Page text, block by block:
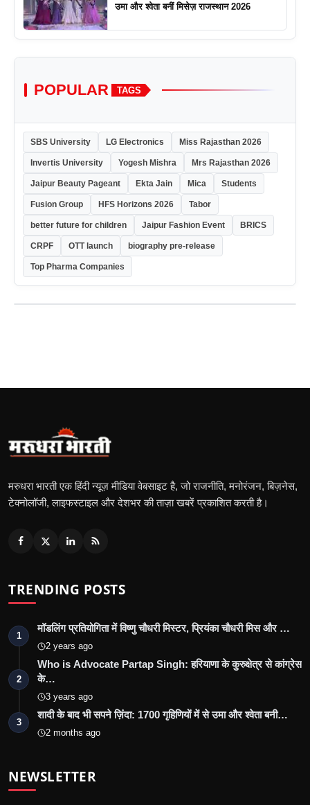
उमा और श्वेता बनीं मिसेज़ राजस्थान 2026
POPULAR TAGS
SBS University LG Electronics Miss Rajasthan 2026
Invertis University Yogesh Mishra Mrs Rajasthan 2026
Jaipur Beauty Pageant Ekta Jain Mica Students
Fusion Group HFS Horizons 2026 Tabor
better future for children Jaipur Fashion Event BRICS
CRPF OTT launch biography pre-release
Top Pharma Companies
मरुधरा भारती एक हिंदी न्यूज़ मीडिया वेबसाइट है, जो राजनीति, मनोरंजन, बिज़नेस,
टेक्नोलॉजी, लाइफस्टाइल और देशभर की ताज़ा खबरें प्रकाशित करती है।
TRENDING POSTS
1
मॉडलिंग प्रतियोगिता में विष्णु चौधरी मिस्टर, प्रियंका चौधरी मिस और …
2 years ago
2
Who is Advocate Partap Singh: हरियाणा के कुरुक्षेत्र से कांग्रेस
के…
3 years ago
3
शादी के बाद भी सपने ज़िंदा: 1700 गृहिणियों में से उमा और श्वेता बनी…
2 months ago
NEWSLETTER